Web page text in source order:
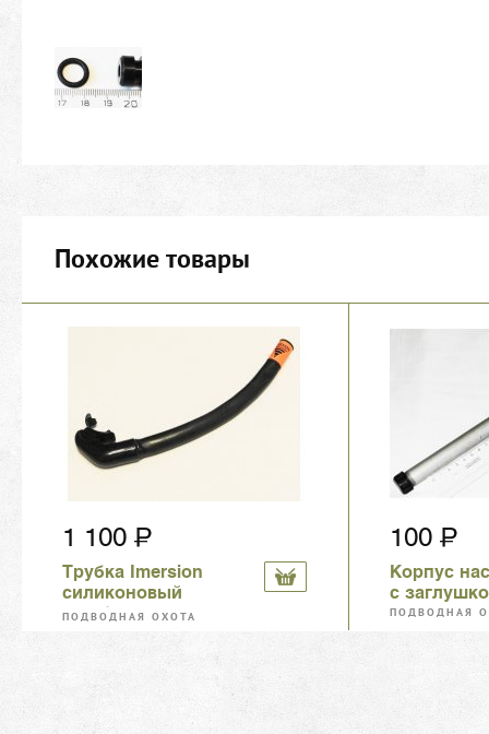
Похожие товары
1 100
Трубка Imersion
силиконовый
загубник
ПОДВОДНАЯ ОХОТА
100
Корпус
с
ПОДВОДНАЯ